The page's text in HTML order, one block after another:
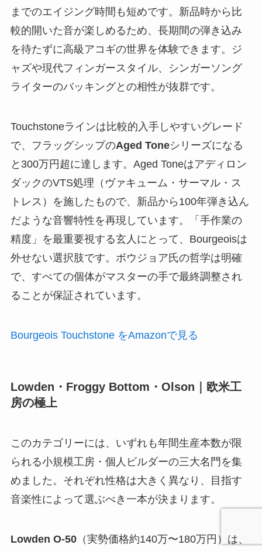
までのエイジング時間も短めです。新品時から比
較的開いた音が楽しめるため、長期間の弾き込み
を待たずに高級アコギの世界を体験できます。ジ
ャズや現代フィンガースタイル、シンガーソング
ライターのバッキングとの相性が抜群です。
Touchstoneラインは比較的入手しやすいグレード
で、フラッグシップのAged Toneシリーズになる
と300万円超に達します。Aged Toneはアディロン
ダックのVTS処理（ヴァキューム・サーマル・ス
トレス）を施したもので、新品から100年弾き込ん
だような音響特性を再現しています。
「手作業の
精度」を最重要視する玄人にとって、Bourgeoisは
外せない選択肢です。 ボウジョア氏の哲学は明確
で、すべての個体がマスターの手で最終調整され
ることが保証されています。
Bourgeois Touchstone をAmazonで見る
Lowden・Froggy Bottom・Olson｜欧米工
房の極上
このカテゴリーには、いずれも年間生産本数が限
られる小規模工房・個人ビルダーの三大名門を集
めました。それぞれ性格は大きく異なり、目指す
音楽性によって選ぶべき一本が決まります。
Lowden O-50（実勢価格約140万〜180万円）は、